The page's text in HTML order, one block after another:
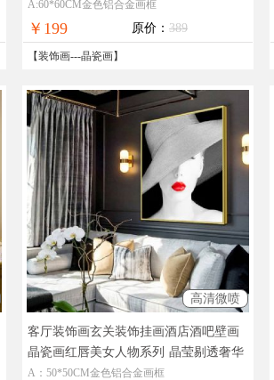
透奢华极致工厂直销七天无理由退换
A:60*60CM金色铝合金画框
￥199 原价： 389
【装饰画---晶瓷画】
高清微喷
客厅装饰画玄关装饰挂画酒店酒吧壁画
晶瓷画红唇美女人物系列 晶莹剔透奢华
极致工厂直销品质保证
A：50*50CM金色铝合金画框